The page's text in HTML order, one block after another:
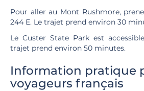
Pour aller au Mont Rushmore,
244 E. Le trajet prend environ 30
Le Custer State Park est
trajet prend environ 50 minutes.
Information pratique
voyageurs français